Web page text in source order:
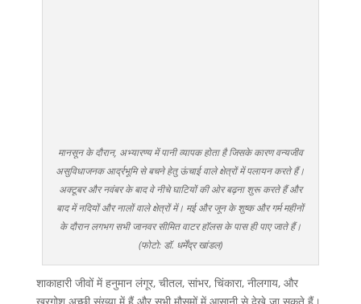
मानसून के दौरान, अभ्यारण्य में पानी व्यापक होता है जिसके कारण वन्यजीव
असुविधाजनक आर्द्रभूमि से बचने हेतु ऊंचाई वाले क्षेत्रों में पलायन करते हैं।
अक्टूबर और नवंबर के बाद वे नीचे घाटियों की ओर बढ़ना शुरू करते हैं और
बाद में नदियों और नालों वाले क्षेत्रों में। मई और जून के शुष्क और गर्म महीनों
के दौरान लगभग सभी जानवर सीमित वाटर हॉलस के पास ही पाए जाते हैं।
(फोटो: डॉ. धर्मेंद्र खांडल)
शाकाहारी जीवों में हनुमान लंगूर, चीतल, सांभर, चिंकारा, नीलगाय, और